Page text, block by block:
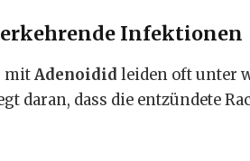
Infektionen
mitAdenoidid leiden oft unter
daran, dass die entzündete